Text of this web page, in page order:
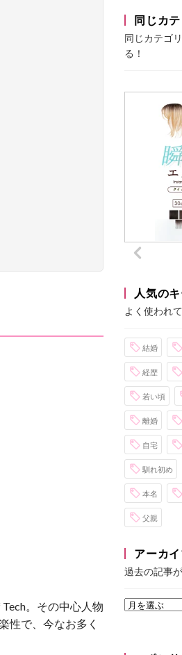
。その中心人物
性で、今なお多く
同じカ
同じカテゴ
る！
人気の
よく使われ
結婚
経歴
若い頃
離婚
自宅
馴れ初め
本名
父親
アーカ
過去の記事